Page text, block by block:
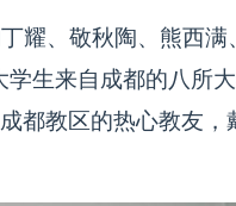
、敬秋陶、熊西满
生来自成都的八所
都教区的热心教友，